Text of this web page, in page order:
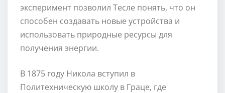
эксперимент позволил Тесле понять, что он
способен создавать новые устройства и
использовать природные ресурсы для
получения энергии.
В 1875 году Никола вступил в
Политехническую школу в Граце, где